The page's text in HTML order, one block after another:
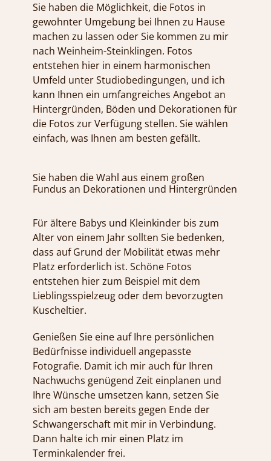
Sie haben die Möglichkeit, die Fotos in
gewohnter Umgebung bei Ihnen zu Hause
machen zu lassen oder Sie kommen zu mir
nach Weinheim-Steinklingen. Fotos
entstehen hier in einem harmonischen
Umfeld unter Studiobedingungen, und ich
kann Ihnen ein umfangreiches Angebot an
Hintergründen, Böden und Dekorationen für
die Fotos zur Verfügung stellen. Sie wählen
einfach, was Ihnen am besten gefällt.
Sie haben die Wahl aus einem großen
Fundus an Dekorationen und Hintergründen
Für ältere Babys und Kleinkinder bis zum
Alter von einem Jahr sollten Sie bedenken,
dass auf Grund der Mobilität etwas mehr
Platz erforderlich ist. Schöne Fotos
entstehen hier zum Beispiel mit dem
Lieblingsspielzeug oder dem bevorzugten
Kuscheltier.
Genießen Sie eine auf Ihre persönlichen
Bedürfnisse individuell angepasste
Fotografie. Damit ich mir auch für Ihren
Nachwuchs genügend Zeit einplanen und
Ihre Wünsche umsetzen kann, setzen Sie
sich am besten bereits gegen Ende der
Schwangerschaft mit mir in Verbindung.
Dann halte ich mir einen Platz im
Terminkalender frei.